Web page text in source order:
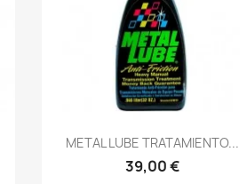
Vista rápida
METAL LUBE TRATAMIENTO...
39,00 €